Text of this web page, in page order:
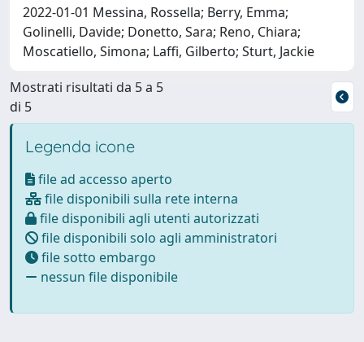
2022-01-01 Messina, Rossella; Berry, Emma;
Golinelli, Davide; Donetto, Sara; Reno, Chiara;
Moscatiello, Simona; Laffi, Gilberto; Sturt, Jackie
Mostrati risultati da 5 a 5
di 5
Legenda icone
file ad accesso aperto
file disponibili sulla rete interna
file disponibili agli utenti autorizzati
file disponibili solo agli amministratori
file sotto embargo
nessun file disponibile